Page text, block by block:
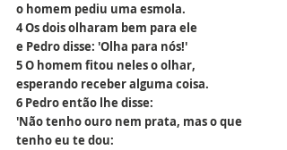
o homem pediu uma esmola.
4 Os dois olharam bem para ele
e Pedro disse: 'Olha para nós!'
5 O homem fitou neles o olhar,
esperando receber alguma coisa.
6 Pedro então lhe disse:
'Não tenho ouro nem prata, mas o que
tenho eu te dou: